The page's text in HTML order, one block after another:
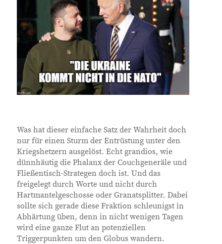
Was hat dieser einfache Satz der Wahrheit doch
nur für einen Sturm der Entrüstung unter den
Kriegshetzern ausgelöst. Echt grandios, wie
dünnhäutig die Phalanx der Couchgeneräle und
Fließentisch-Strategen doch ist. Und das
freigelegt durch Worte und nicht durch
Hartmantelgeschosse oder Granatsplitter. Dabei
sollte sich gerade diese Fraktion schleunigst in
Abhärtung üben, denn in nicht wenigen Tagen
wird eine ganze Flut an potenziellen
Triggerpunkten um den Globus wandern.